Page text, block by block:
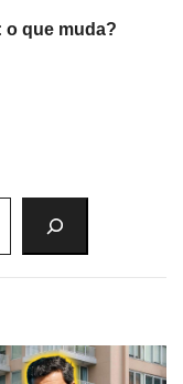
o que muda?